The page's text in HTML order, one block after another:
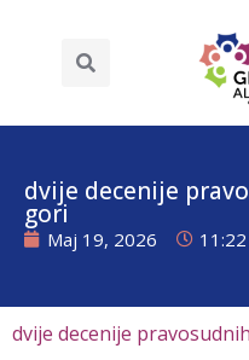
dvije decenije
gori
Maj 19, 2026
dvije decenije